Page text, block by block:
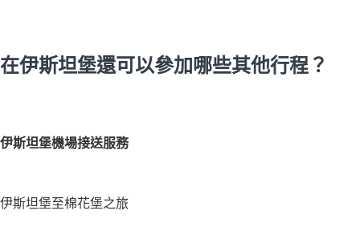
在伊斯坦堡還可以參加哪些其他行程？
伊斯坦堡機場接送服務
伊斯坦堡至棉花堡之旅